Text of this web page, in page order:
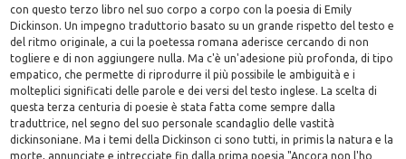
con questo terzo libro nel suo corpo a corpo con la poesia di Emily
Dickinson. Un impegno traduttorio basato su un grande rispetto del testo e
del ritmo originale, a cui la poetessa romana aderisce cercando di non
togliere e di non aggiungere nulla. Ma c'è un'adesione più profonda, di tipo
empatico, che permette di riprodurre il più possibile le ambiguità e i
molteplici significati delle parole e dei versi del testo inglese. La scelta di
questa terza centuria di poesie è stata fatta come sempre dalla
traduttrice, nel segno del suo personale scandaglio delle vastità
dickinsoniane. Ma i temi della Dickinson ci sono tutti, in primis la natura e la
morte, annunciate e intrecciate fin dalla prima poesia "Ancora non l'ho